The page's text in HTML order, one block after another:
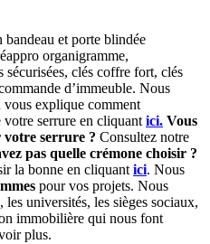
et porte blindée
organigramme,
sécurisées, clés coffre fort, clés
d’immeuble. Nous
vous explique comment
votre serrure en cliquant ici. Vous
votre serrure ? Consultez notre
pas quelle crémone choisir ?
la bonne en cliquant ici. Nous
pour vos projets. Nous
universités, les sièges sociaux,
immobilière qui nous font
plus.